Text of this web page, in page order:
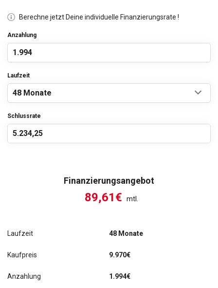
Berechne jetzt Deine individuelle Finanzierungsrate !
Anzahlung
Laufzeit
Schlussrate
Finanzierungsangebot
89,61€ mtl.
Laufzeit 48 Monate
Kaufpreis 9.970€
Anzahlung 1.994€